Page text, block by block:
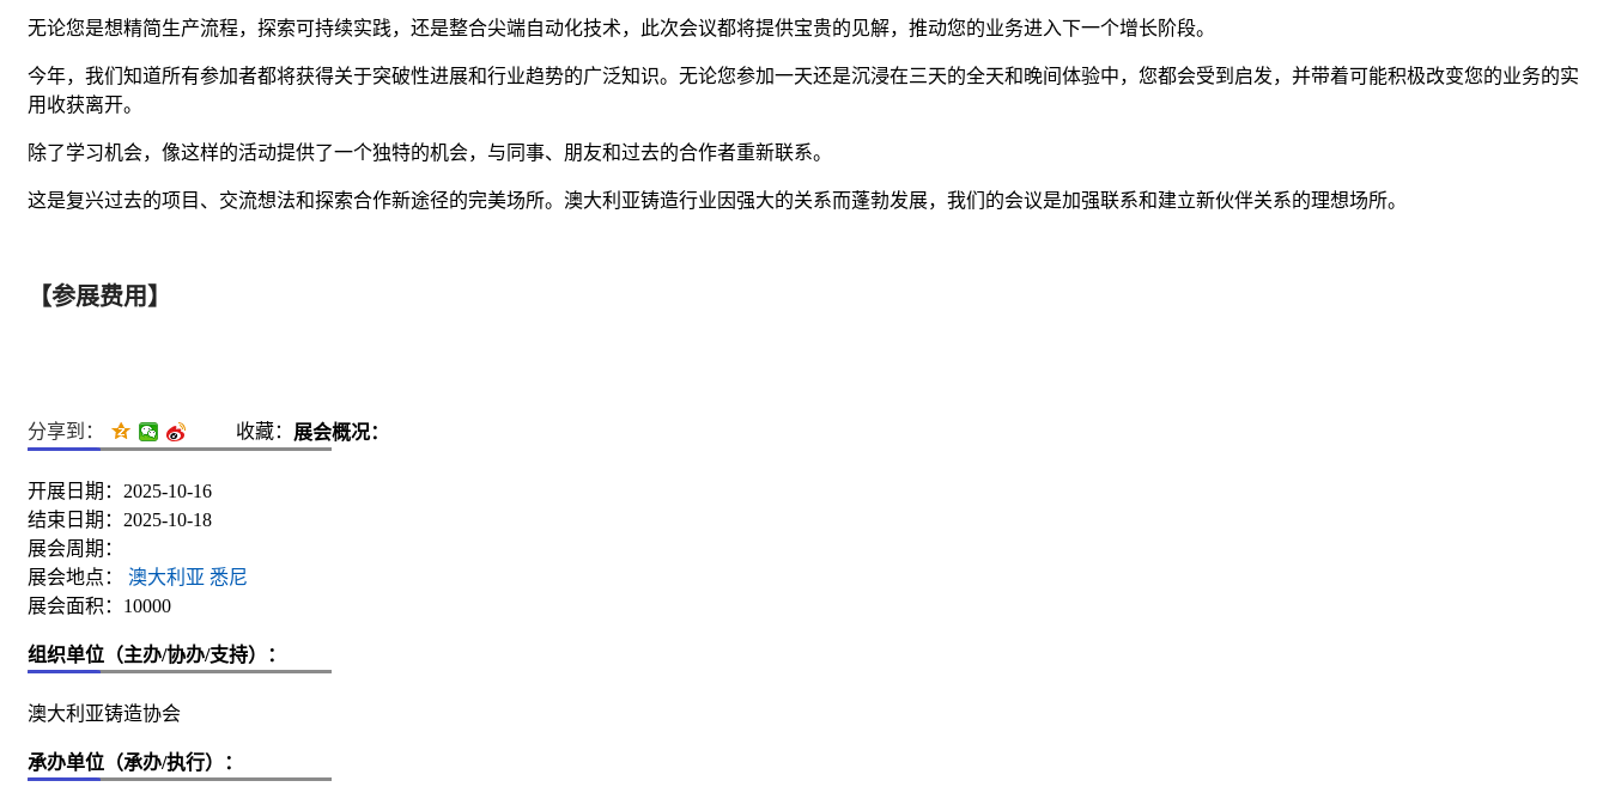
无论您是想精简生产流程，探索可持续实践，还是整合尖端自动化技术，此次会议都将提供宝贵的见解，推动您的业务进入下一个增长阶段。
今年，我们知道所有参加者都将获得关于突破性进展和行业趋势的广泛知识。无论您参加一天还是沉浸在三天的全天和晚间体验中，您都会受到启发，并带着可能积极改变您的业务的实
用收获离开。
除了学习机会，像这样的活动提供了一个独特的机会，与同事、朋友和过去的合作者重新联系。
这是复兴过去的项目、交流想法和探索合作新途径的完美场所。澳大利亚铸造行业因强大的关系而蓬勃发展，我们的会议是加强联系和建立新伙伴关系的理想场所。
【参展费用】
分享到： 收藏： 展会概况：
开展日期：2025-10-16
结束日期：2025-10-18
展会周期：
展会地点：
澳大利亚 悉尼
展会面积：10000
组织单位（主办/协办/支持）：
澳大利亚铸造协会
承办单位（承办/执行）：